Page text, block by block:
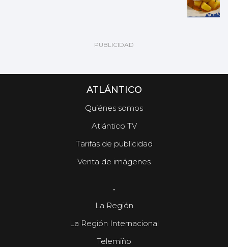
ATLÁNTICO
Quiénes somos
Atlántico TV
Tarifas de publicidad
Venta de imágenes
.
La Región
La Región Internacional
Telemiño